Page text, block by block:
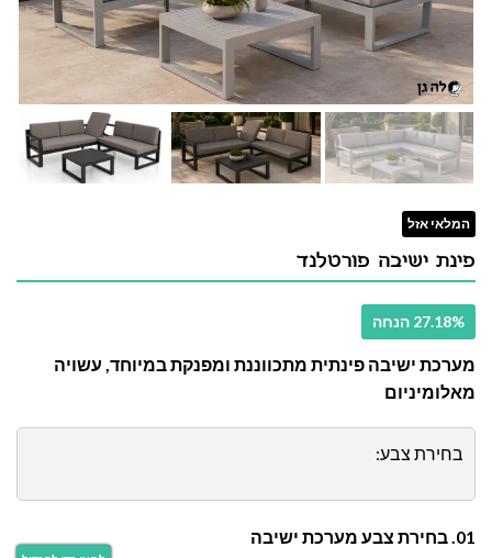
המלאי אזל
פינת ישיבה פורטלנד
27.18% הנחה
מערכת ישיבה פינתית מתכווננת ומפנקת במיוחד, עשויה
מאלומיניום
בחירת צבע:
01. בחירת צבע מערכת ישיבה